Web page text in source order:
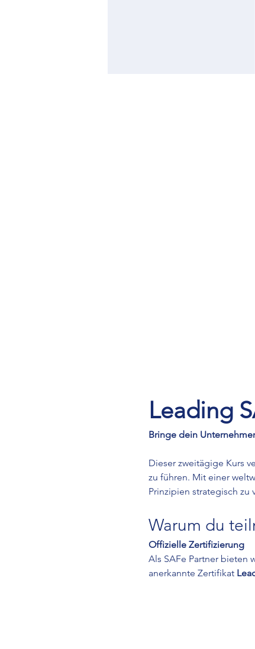
Leading
Bringe dein
Dieser zweitägige Kurs
zu führen. Mit einer
Prinzipien strategisch zu
Warum du
Offizielle Zertifizierung
Als SAFe Partner bieten
anerkannte Zertifikat